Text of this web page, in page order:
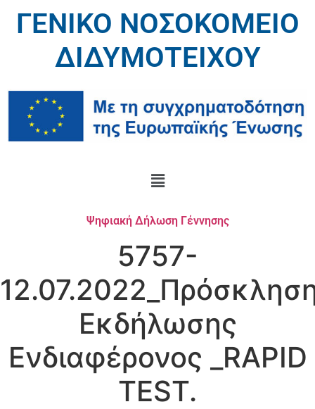
ΓΕΝΙΚΟ ΝΟΣΟΚΟΜΕΙΟ
ΔΙΔΥΜΟΤΕΙΧΟΥ
Ψηφιακή Δήλωση Γέννησης
5757-
Εκδήλωσης
Ενδιαφέρονος _RAPID
TEST.